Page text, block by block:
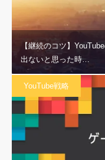
【継続のコツ】
出ないと思った時…
YouTube戦略